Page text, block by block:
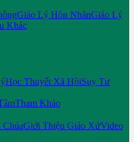
Giáo Lý Hôn NhânGiáo Lý
Khác
Học Thuyết Xã HộiSuy Tư
Tham Khảo
Giới Thiệu Giáo XứVideo